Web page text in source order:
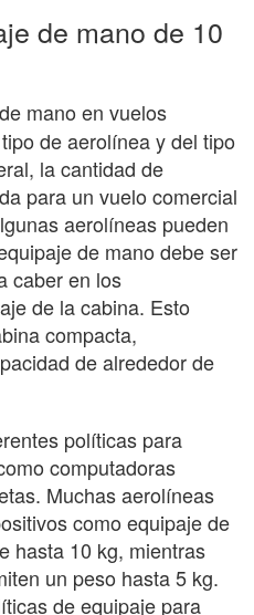
de mano de 10
mano en vuelos
de aerolínea y del tipo
la cantidad de
para un vuelo comercial
aerolíneas pueden
de mano debe ser
caber en los
de la cabina. Esto
compacta,
de alrededor de
políticas para
computadoras
Muchas aerolíneas
como equipaje de
hasta 10 kg, mientras
un peso hasta 5 kg.
de equipaje para